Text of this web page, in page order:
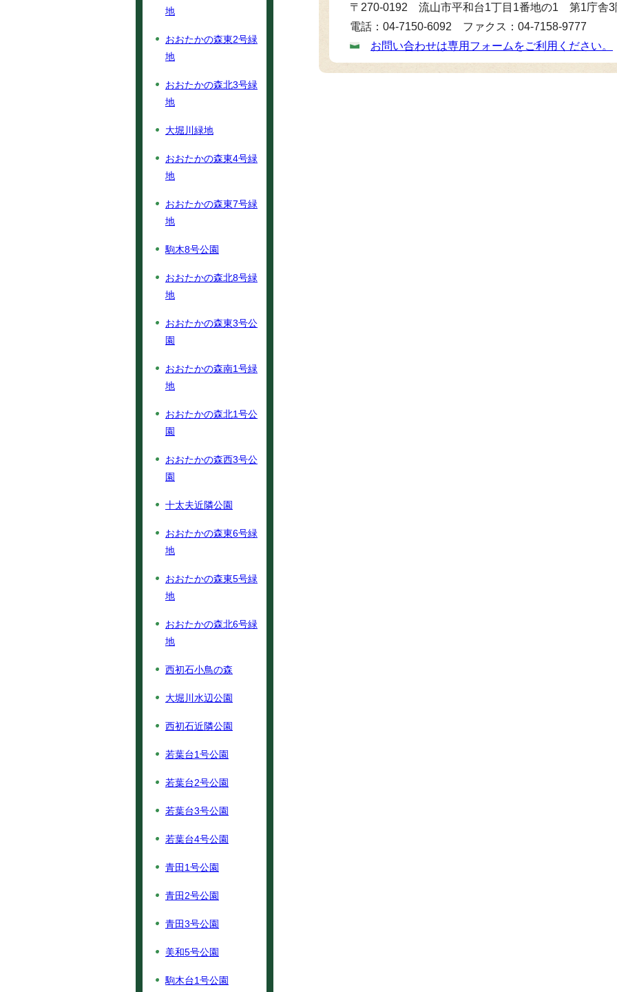
〒270-0192 流山市平和台1丁目1番地の1 第1庁舎3
電話：04-7150-6092 ファクス：04-7158-9777
お問い合わせは専用フォームをご利用ください。
地
おおたかの森東2号緑
地
おおたかの森北3号緑
地
大堀川緑地
おおたかの森東4号緑
地
おおたかの森東7号緑
地
駒木8号公園
おおたかの森北8号緑
地
おおたかの森東3号公
園
おおたかの森南1号緑
地
おおたかの森北1号公
園
おおたかの森西3号公
園
十太夫近隣公園
おおたかの森東6号緑
地
おおたかの森東5号緑
地
おおたかの森北6号緑
地
西初石小鳥の森
大堀川水辺公園
西初石近隣公園
若葉台1号公園
若葉台2号公園
若葉台3号公園
若葉台4号公園
青田1号公園
青田2号公園
青田3号公園
美和5号公園
駒木台1号公園